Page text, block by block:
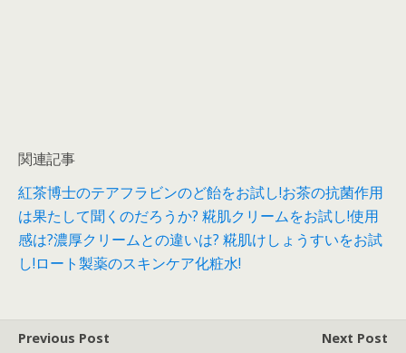
関連記事
紅茶博士のテアフラビンのど飴をお試し!お茶の抗菌作用
は果たして聞くのだろうか? 糀肌クリームをお試し!使用
感は?濃厚クリームとの違いは? 糀肌けしょうすいをお試
し!ロート製薬のスキンケア化粧水!
Previous Post
Next Post